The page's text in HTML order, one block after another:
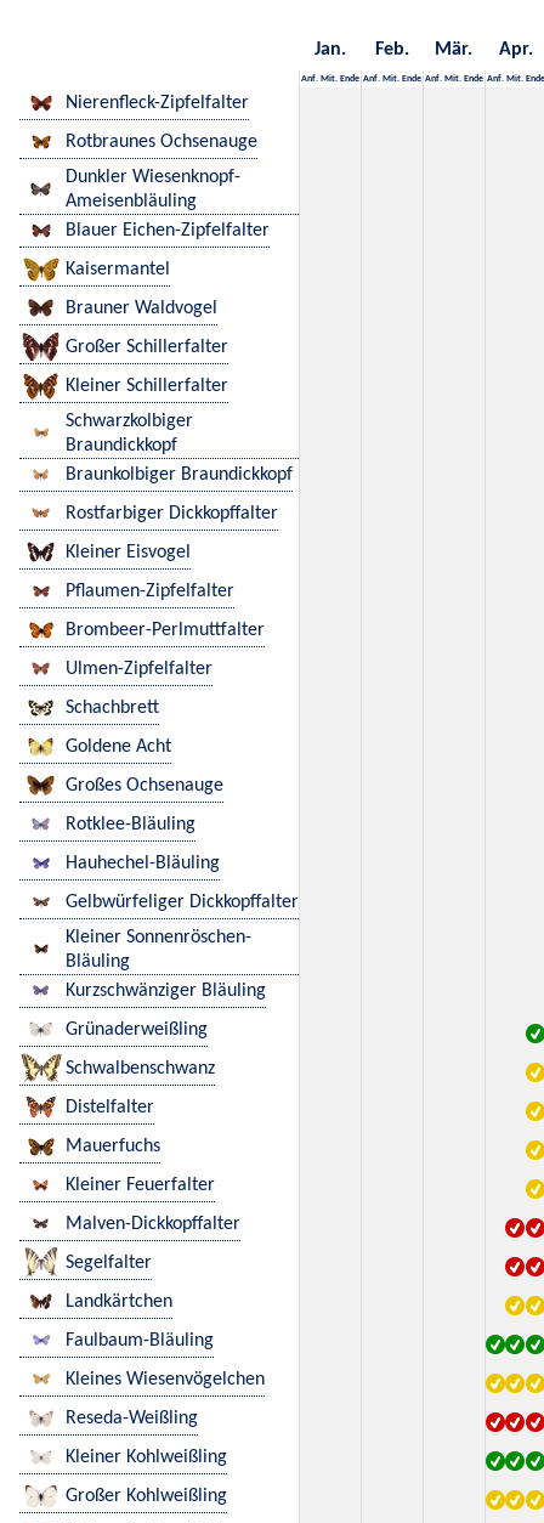
Jan. Feb. Mär. Apr.
Anf. Mit. Ende Anf. Mit. Ende Anf. Mit. Ende Anf. Mit. Ende
Nierenfleck-Zipfelfalter
Rotbraunes Ochsenauge
Dunkler Wiesenknopf-
Ameisenbläuling
Blauer Eichen-Zipfelfalter
Kaisermantel
Brauner Waldvogel
Großer Schillerfalter
Kleiner Schillerfalter
Schwarzkolbiger
Braundickkopf
Braunkolbiger Braundickkopf
Rostfarbiger Dickkopffalter
Kleiner Eisvogel
Pflaumen-Zipfelfalter
Brombeer-Perlmuttfalter
Ulmen-Zipfelfalter
Schachbrett
Goldene Acht
Großes Ochsenauge
Rotklee-Bläuling
Hauhechel-Bläuling
Gelbwürfeliger Dickkopffalter
Kleiner Sonnenröschen-
Bläuling
Kurzschwänziger Bläuling
Grünaderweißling
Schwalbenschwanz
Distelfalter
Mauerfuchs
Kleiner Feuerfalter
Malven-Dickkopffalter
Segelfalter
Landkärtchen
Faulbaum-Bläuling
Kleines Wiesenvögelchen
Reseda-Weißling
Kleiner Kohlweißling
Großer Kohlweißling